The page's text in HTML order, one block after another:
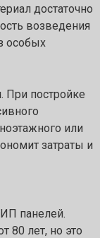
достаточно
возведения
особых
При постройке
или
затраты и
панелей.
80 лет, но это